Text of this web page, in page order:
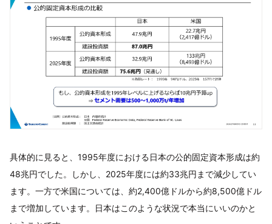
具体的に見ると、1995年度における日本の公的固定資本形成は約
48兆円でした。しかし、2025年度には約33兆円まで減少してい
ます。一方で米国については、約2,400億ドルから約8,500億ドル
まで増加しています。日本はこのような状況で本当にいいのかと